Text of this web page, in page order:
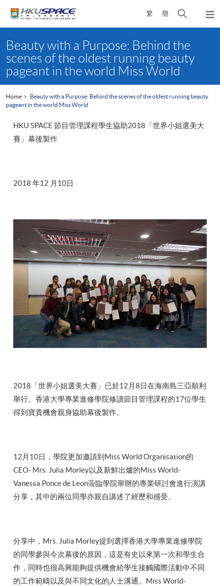
繁 簡
Open
search
content
startBeauty with a Purpose: Behind the
scenes of the oldest running beauty
pageant in the world Miss World
Home
Beauty with a Purpose: Behind the scenes of the oldest running beauty
pageant in the world Miss World
HKU SPACE 節目管理課程學生協助2018「世界小姐選美大
賽」幕後製作
2018 年12 月10日
2018「世界小姐選美大賽」已於12月8日在海南島三亞順利
舉行。香港大學專業進修學院修讀節目管理課程的17位學生
得到寶貴機會親身協助幕後製作。
12月10日，學院更加邀請到Miss World Organisation的
CEO- Mrs. Julia Morley以及新鮮出爐的Miss World-
Vanessa Ponce de Leon蒞臨學院舉辦的專業研討會進行演講
分享，其中的兩位同學亦親自講述了經歷和感受。
分享中，Mrs. Julia Morley提到選擇香港大學專業進修學院
的同學參與今次幕後的原因，這是有史以來第一次和學生合
作，同時也很高興能夠提供機會給學生接觸國際活動中不同
的工作範疇以及與不同文化的人士溝通。Miss World-